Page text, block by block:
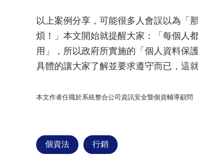
以上案例分享，可能很多人會誤以為「
煩！」本文開始就提醒大家：「每個人
用」，所以政府所實施的「個人資料保
具體的讓大家了解並要求遵守而已，這
本文作者任職於系統整合公司資訊安全暨個資輔導顧問
個資法 行銷